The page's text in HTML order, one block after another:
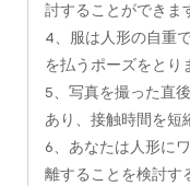
討することができま
4、服は人形の自重
を払うポーズをとり
5、写真を撮った直
あり、接触時間を短
6、あなたは人形に
離することを検討す